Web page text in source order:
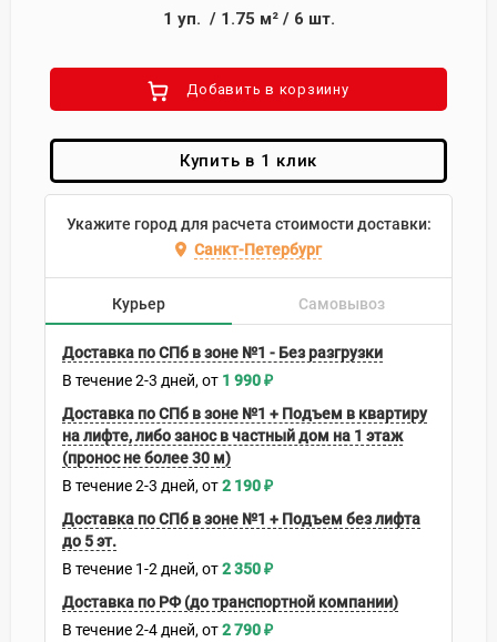
1 уп. / 1.75 м²/ 6 шт.
Добавить в корзиину
Купить в 1 клик
Укажите город для расчета стоимости доставки:
Санкт-Петербург
Курьер Самовывоз
Доставка по СПб в зоне №1 - Без разгрузки
В течение2-3 дней 1 990₽
Доставка по СПб в зоне №1 + Подъем в квартиру
на лифте, либо занос в частный дом на 1 этаж
(пронос не более 30 м)
В течение2-3 дней 2 190₽
Доставка по СПб в зоне №1 + Подъем без лифта
до 5 эт.
В течение 1-2 дней 2 350₽
Доставка по РФ (до транспортной компании)
В течение2-4 дней 2 790₽